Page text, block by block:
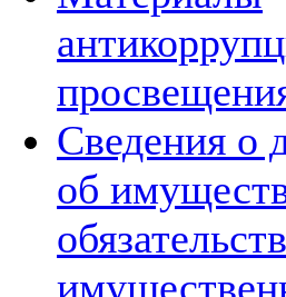
Сведения о
об